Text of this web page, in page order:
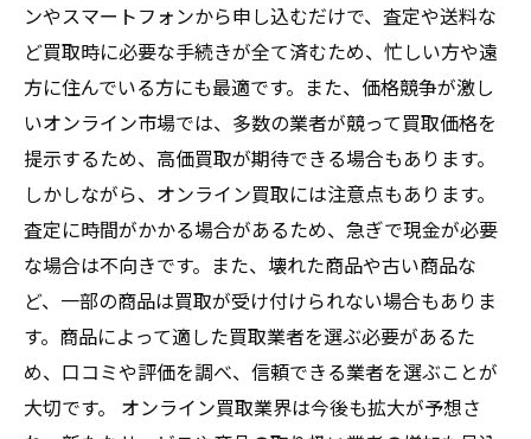
ンやスマートフォンから申し込むだけで、査定や送料な
ど買取時に必要な手続きが全て済むため、忙しい方や遠
方に住んでいる方にも最適です。また、価格競争が激し
いオンライン市場では、多数の業者が競って買取価格を
提示するため、高価買取が期待できる場合もあります。
しかしながら、オンライン買取には注意点もあります。
査定に時間がかかる場合があるため、急ぎで現金が必要
な場合は不向きです。また、壊れた商品や古い商品な
ど、一部の商品は買取が受け付けられない場合もありま
す。商品によって適した買取業者を選ぶ必要があるた
め、口コミや評価を調べ、信頼できる業者を選ぶことが
大切です。 オンライン買取業界は今後も拡大が予想さ